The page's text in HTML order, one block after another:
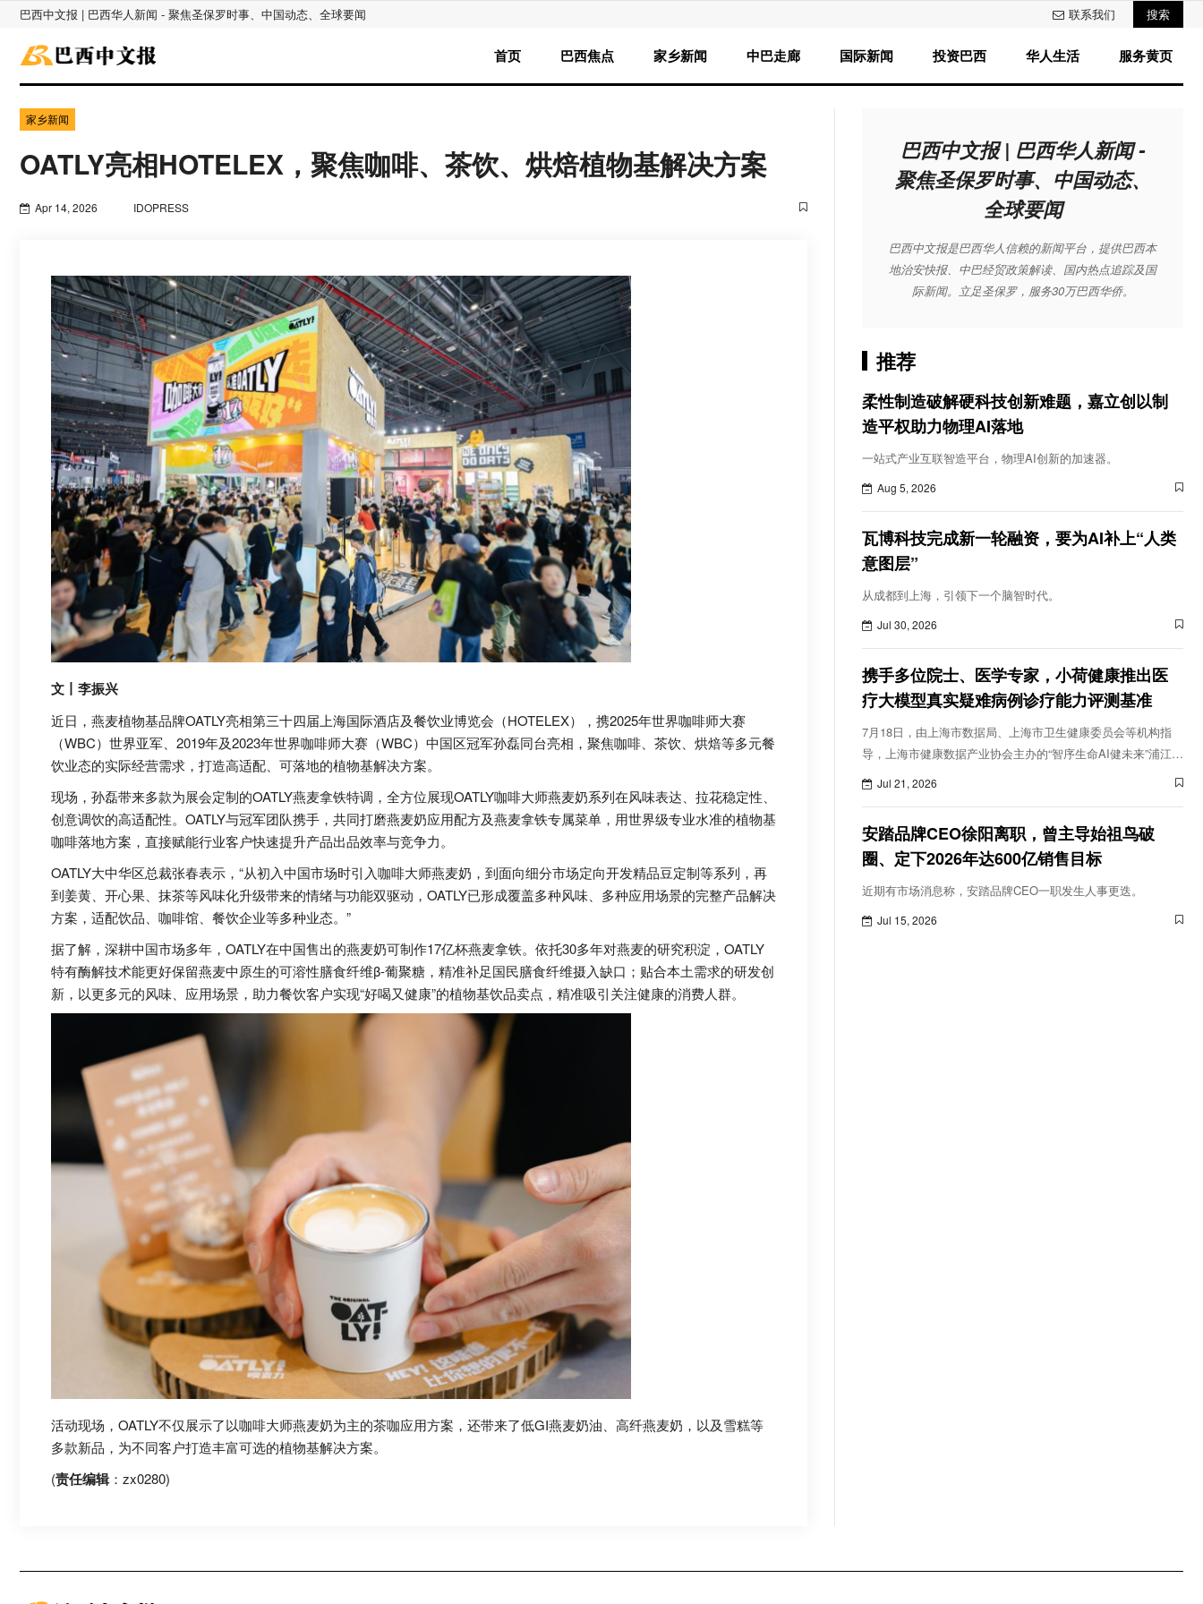
巴西中文报 | 巴西华人新闻 - 聚焦圣保罗时事、中国动态、全球要闻 联系我们 搜索
首页 巴西焦点 家乡新闻 中巴走廊 国际新闻 投资巴西 华人生活 服务黄页
家乡新闻
OATLY亮相HOTELEX，聚焦咖啡、茶饮、烘焙植物基解决方案
Apr 14, 2026 IDOPRESS
文丨李振兴
近日，燕麦植物基品牌OATLY亮相第三十四届上海国际酒店及餐饮业博览会（HOTELEX），携2025年世界咖啡师大赛
（WBC）世界亚军、2019年及2023年世界咖啡师大赛（WBC）中国区冠军孙磊同台亮相，聚焦咖啡、茶饮、烘焙等多元餐
饮业态的实际经营需求，打造高适配、可落地的植物基解决方案。
现场，孙磊带来多款为展会定制的OATLY燕麦拿铁特调，全方位展现OATLY咖啡大师燕麦奶系列在风味表达、拉花稳定性、
创意调饮的高适配性。OATLY与冠军团队携手，共同打磨燕麦奶应用配方及燕麦拿铁专属菜单，用世界级专业水准的植物基
咖啡落地方案，直接赋能行业客户快速提升产品出品效率与竞争力。
OATLY大中华区总裁张春表示，“从初入中国市场时引入咖啡大师燕麦奶，到面向细分市场定向开发精品豆定制等系列，再
到姜黄、开心果、抹茶等风味化升级带来的情绪与功能双驱动，OATLY已形成覆盖多种风味、多种应用场景的完整产品解决
方案，适配饮品、咖啡馆、餐饮企业等多种业态。”
据了解，深耕中国市场多年，OATLY在中国售出的燕麦奶可制作17亿杯燕麦拿铁。依托30多年对燕麦的研究积淀，OATLY
特有酶解技术能更好保留燕麦中原生的可溶性膳食纤维β-葡聚糖，精准补足国民膳食纤维摄入缺口；贴合本土需求的研发创
新，以更多元的风味、应用场景，助力餐饮客户实现“好喝又健康”的植物基饮品卖点，精准吸引关注健康的消费人群。
活动现场，OATLY不仅展示了以咖啡大师燕麦奶为主的茶咖应用方案，还带来了低GI燕麦奶油、高纤燕麦奶，以及雪糕等
多款新品，为不同客户打造丰富可选的植物基解决方案。
(责任编辑：zx0280)
巴西中文报 | 巴西华人新闻 -
聚焦圣保罗时事、中国动态、
全球要闻
巴西中文报是巴西华人信赖的新闻平台，提供巴西本
地治安快报、中巴经贸政策解读、国内热点追踪及国
际新闻。立足圣保罗，服务30万巴西华侨。
推荐
柔性制造破解硬科技创新难题，嘉立创以制
造平权助力物理AI落地
一站式产业互联智造平台，物理AI创新的加速器。
Aug 5, 2026
瓦博科技完成新一轮融资，要为AI补上“人类
意图层”
从成都到上海，引领下一个脑智时代。
Jul 30, 2026
携手多位院士、医学专家，小荷健康推出医
疗大模型真实疑难病例诊疗能力评测基准
7月18日，由上海市数据局、上海市卫生健康委员会等机构指
导，上海市健康数据产业协会主办的“智序生命AI健未来”浦江医
学人工智能论坛在沪举行。会上，小荷健康携手3位中国工程院
Jul 21, 2026
安踏品牌CEO徐阳离职，曾主导始祖鸟破
圈、定下2026年达600亿销售目标
近期有市场消息称，安踏品牌CEO一职发生人事更迭。
Jul 15, 2026